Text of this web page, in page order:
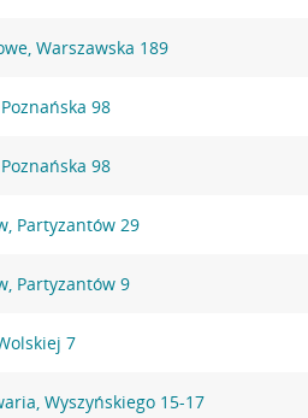
Warszawska 189
98
98
Partyzantów 29
Partyzantów 9
7
Wyszyńskiego 15-17